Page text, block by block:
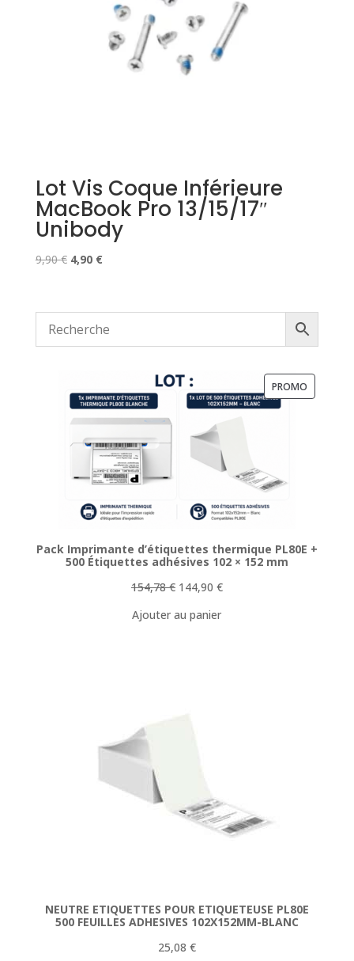
Lot Vis Coque Inférieure
MacBook Pro 13/15/17″
Unibody
9,90€ Le
était :
9,90 €.
4,90 €Le
est :
4,90 €.
PROMO
Pack Imprimante d’étiquettes thermique PL80E +
500 Étiquettes adhésives 102 × 152 mm
154,78€ Le
initial
144,90 €Le
Ajouter au panier
NEUTRE ETIQUETTES POUR ETIQUETEUSE PL80E
500 FEUILLES ADHESIVES 102X152MM-BLANC
25,08 €